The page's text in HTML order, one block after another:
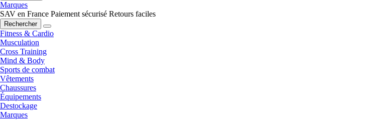
Marques
SAV en France Paiement sécurisé Retours faciles
Rechercher
Fitness & Cardio
Musculation
Cross Training
Mind & Body
Sports de combat
Vêtements
Chaussures
Équipements
Destockage
Marques